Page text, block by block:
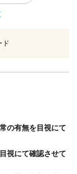
ド
の有無を目視にて
視にて確認させて